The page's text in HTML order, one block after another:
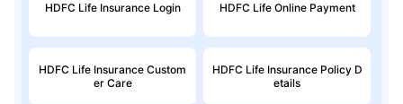
HDFC Life Insurance Login HDFC Life Online Payment
HDFC Life Insurance Custom
er Care
HDFC Life Insurance Policy D
etails